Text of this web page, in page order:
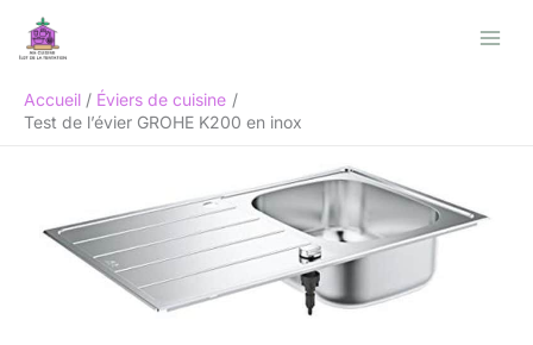
Accueil
Éviers de cuisine
Test de l’évier GROHE K200 en inox
Rechercher